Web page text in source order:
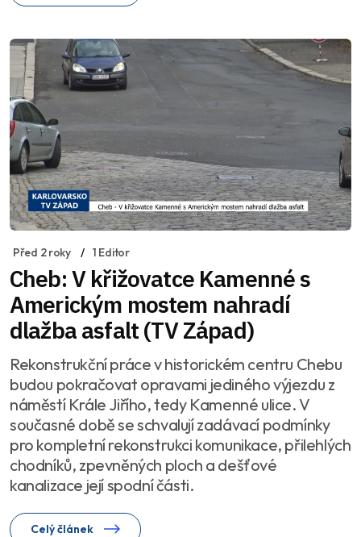
Před 2 roky 1 Editor
Cheb: V křižovatce Kamenné s
Americkým mostem nahradí
dlažba asfalt (TV Západ)
Rekonstrukční práce v historickém centru Chebu
budou pokračovat opravami jediného výjezdu z
náměstí Krále Jiřího, tedy Kamenné ulice. V
současné době se schvalují zadávací podmínky
pro kompletní rekonstrukci komunikace, přilehlých
chodníků, zpevněných ploch a dešťové
kanalizace její spodní části.
Celý článek